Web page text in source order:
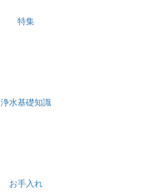
特集
浄水基礎知識
お手入れ